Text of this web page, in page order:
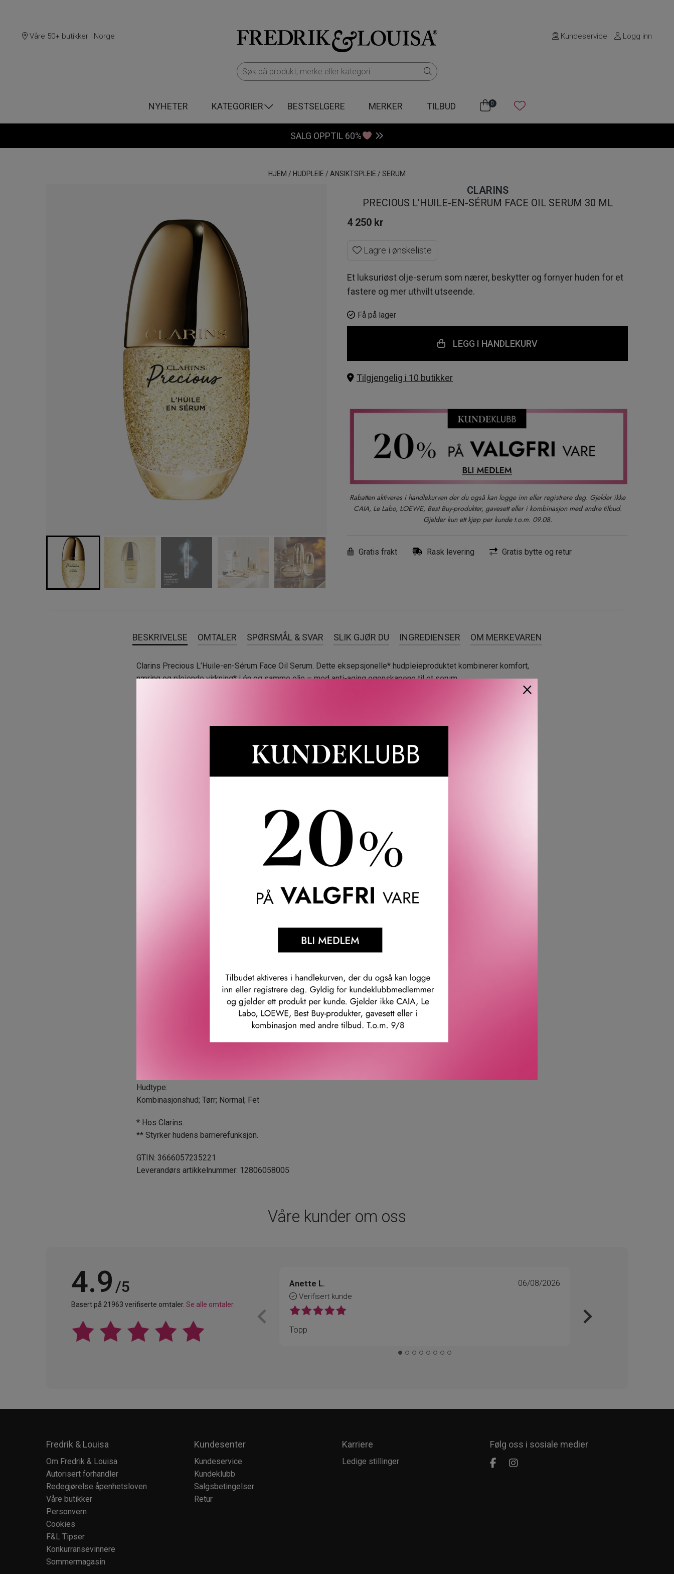
Våre 50+ butikker i Norge Kundeservice Logg inn
NYHETER KATEGORIER BESTSELGERE MERKER TILBUD 0
SALG OPPTIL 60%
HJEM / HUDPLEIE / ANSIKTSPLEIE / SERUM
CLARINS
PRECIOUS L’HUILE-EN-SÉRUM FACE OIL SERUM 30 ML
4 250 kr
Lagre i ønskeliste
Et luksuriøst olje-serum som nærer, beskytter og fornyer huden for et
fastere og mer uthvilt utseende.
Få på lager
LEGG I HANDLEKURV
Tilgjengelig i 10 butikker
Rabatten aktiveres i handlekurven der du også kan logge inn eller registrere deg. Gjelder ikke
CAIA, Le Labo, LOEWE, Best Buy-produkter, gavesett eller i kombinasjon med andre tilbud.
Gjelder kun ett kjøp per kunde t.o.m. 09.08.
Gratis frakt Rask levering Gratis bytte og retur
BESKRIVELSE OMTALER SPØRSMÅL & SVAR SLIK GJØR DU INGREDIENSER OM MERKEVAREN
Clarins Precious L’Huile-en-Sérum Face Oil Serum. Dette eksepsjonelle* hudpleieproduktet kombinerer komfort,
næring og pleiende virkning* i én og samme olje – med anti-aging egenskapene til et serum.
· Fordelene ved komfort og de reparerende egenskapene til en olje som inneholder Wakame-ekstrakt, som hjelper
til med å styrke og forsterke hudens barrierefunksjon, samt nypeoljen somintenst som lindrer og nærer huden.
Intenst fuktighetsgivende og huden virker synlig uthvilt, jevnere og fastere hver morgen.
· 94%* av kvinnene sier at tegn på tretthet er betydelig redusert.
· På bare 1 times behandling forbedres huden med 35%**.
· Kvinner opplever at huden ser fyldigere ut med 55%***.
· Kvinner opplever at fine linjer og rynker er redusert med 40%***.
* Forbrukertest, 100 kvinner, etter 28 dagers bruk.
Hudtype:
Kombinasjonshud; Tørr; Normal; Fet
* Hos Clarins.
** Styrker hudens barrierefunksjon.
GTIN: 3666057235221
Leverandørs artikkelnummer: 12806058005
Våre kunder om oss
4.9 /5
Basert på 21963 verifiserte omtaler. Se alle omtaler.
Anette L.
Verifisert kunde
06/08/2026
Topp
Fredrik & Louisa
Om Fredrik & Louisa
Autorisert forhandler
Redegjørelse åpenhetsloven
Våre butikker
Personvern
Cookies
F&L Tipser
Konkurransevinnere
Sommermagasin
Kundesenter
Kundeservice
Kundeklubb
Salgsbetingelser
Retur
Karriere
Ledige stillinger
Følg oss i sosiale medier
×